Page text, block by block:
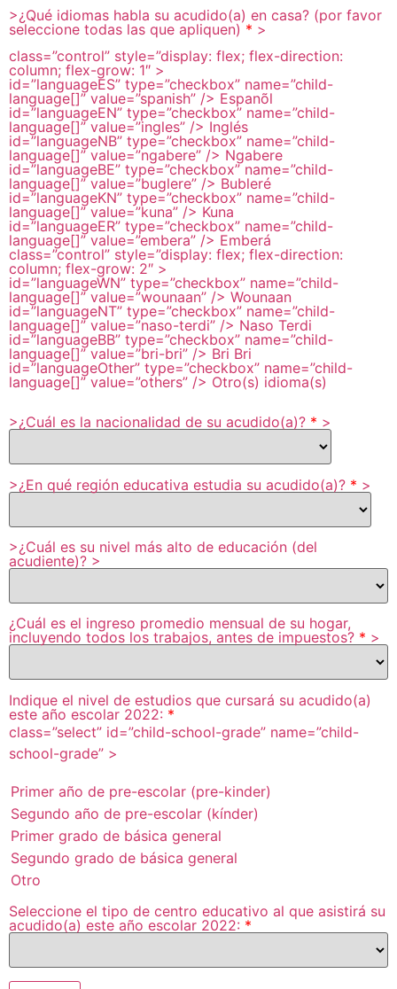
>¿Qué idiomas habla su acudido(a) en casa? (por favor
seleccione todas las que apliquen) * >
class=”control” style=”display: flex; flex-direction:
column; flex-grow: 1″ >
id=”languageES” type=”checkbox” name=”child-
language[]”value=”spanish” /> Espanõl
id=”languageEN” type=”checkbox” name=”child-
language[]”value=”ingles” /> Inglés
id=”languageNB” type=”checkbox” name=”child-
language[]”value=”ngabere” /> Ngabere
id=”languageBE” type=”checkbox”name=”child-
language[]”value=”buglere” /> Bubleré
id=”languageKN” type=”checkbox” name=”child-
language[]”value=”kuna” /> Kuna
id=”languageER” type=”checkbox” name=”child-
language[]”value=”embera” /> Emberá
class=”control” style=”display: flex; flex-direction:
column; flex-grow: 2″ >
id=”languageWN” type=”checkbox” name=”child-
language[]”value=”wounaan” /> Wounaan
id=”languageNT” type=”checkbox” name=”child-
language[]”value=”naso-terdi” /> Naso Terdi
id=”languageBB” type=”checkbox” name=”child-
language[]”value=”bri-bri” /> Bri Bri
id=”languageOther” type=”checkbox” name=”child-
language[]”value=”others” /> Otro(s) idioma(s)
>¿Cuál es la nacionalidad de su acudido(a)? * >
>¿En qué región educativa estudia su acudido(a)? * >
>¿Cuál es su nivel más alto de educación (del
acudiente)? >
¿Cuál es el ingreso promedio mensual de su hogar,
incluyendo todos los trabajos, antes de impuestos? * >
Indique el nivel de estudios que cursará su acudido(a)
este año escolar 2022: *
class=”select” id=”child-school-grade” name=”child-
school-grade” >
Seleccione el tipo de centro educativo al que asistirá su
acudido(a) este año escolar 2022: *